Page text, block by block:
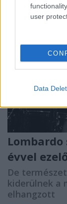
user
Data
évvel
De
kiderülnek a
elhangzott